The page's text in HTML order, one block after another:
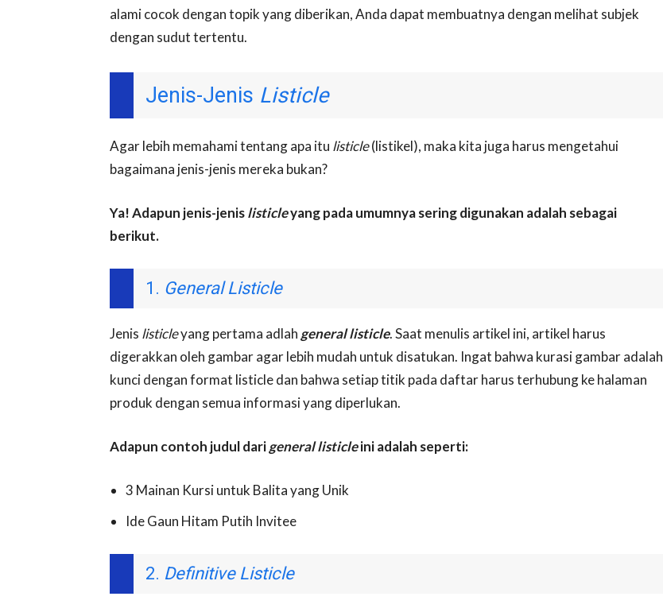
alami cocok dengan topik yang diberikan, Anda dapat membuatnya dengan melihat subjek
dengan sudut tertentu.
Jenis-Jenis Listicle
Agar lebih memahami tentang apa itu listicle(listikel), maka kita juga harus mengetahui
bagaimana jenis-jenis mereka bukan?
Ya! Adapun jenis-jenislisticleyang pada umumnya sering digunakan adalah sebagai
berikut.
1. General Listicle
Jenis listicleyang pertama adlah general listicle. Saat menulis artikel ini, artikel harus
digerakkan oleh gambar agar lebih mudah untuk disatukan. Ingat bahwa kurasi gambar adalah
kunci dengan format listicle dan bahwa setiap titik pada daftar harus terhubung ke halaman
produk dengan semua informasi yang diperlukan.
Adapun contoh judul darigeneral listicleini adalah seperti:
3 Mainan Kursi untuk Balita yang Unik
Ide Gaun Hitam Putih Invitee
2. Definitive Listicle